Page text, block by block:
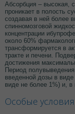
Абсорбция – высокая,
проникает в полость
создавая в ней более
спинномозговой
концентрации
около 60%
трансформируется в
тракте и печени.
достижения
Период
введенной дозы в
виде не более 1%) и,
Особые условия